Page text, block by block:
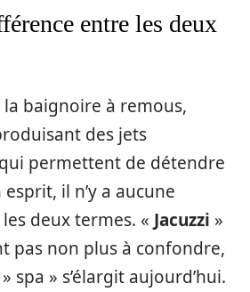
entre les deux
la baignoire à remous,
des jets
permettent de détendre
il n’y a aucune
deux termes. « Jacuzzi »
pas non plus à confondre,
spa » s’élargit aujourd’hui.